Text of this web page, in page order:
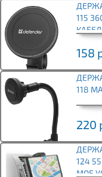
115
158
118
220
124
МОБ